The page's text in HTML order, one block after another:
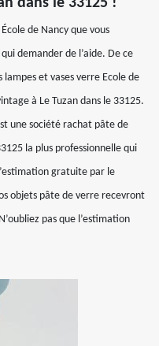
dans le 33125 !
de Nancy que vous
demander de l’aide. De ce
et vases verre Ecole de
à Le Tuzan dans le 33125.
une société rachat pâte de
la plus professionnelle qui
gratuite par le
objets pâte de verre recevront
pas que l’estimation